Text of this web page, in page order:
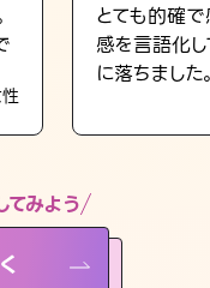
とても的確
感を言語化
に落ちました
みよう